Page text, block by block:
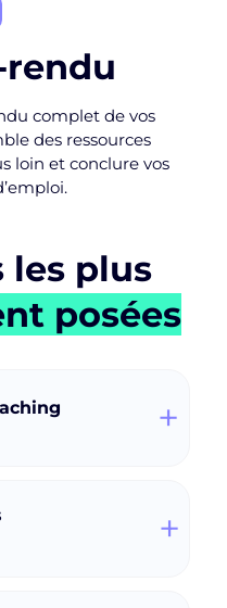
complet de vos
des ressources
loin et conclure vos
les plus
posées
+
+